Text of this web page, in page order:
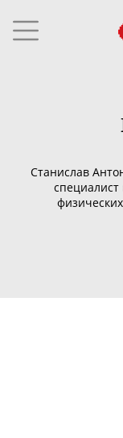
Станислав
специалист